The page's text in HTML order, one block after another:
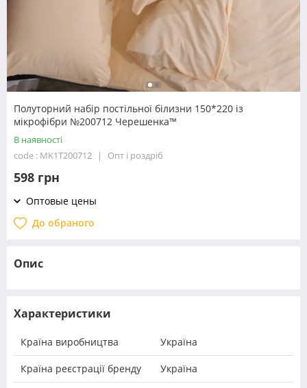
Полуторний набір постільної білизни 150*220 із
мікрофібри №200712 Черешенка™
В наявності
code : MK1T200712
Опт і роздріб
598 грн
Оптовые цены
До обраного
Опис
Характеристики
Країна виробництва Україна
Країна реєстрації бренду Україна